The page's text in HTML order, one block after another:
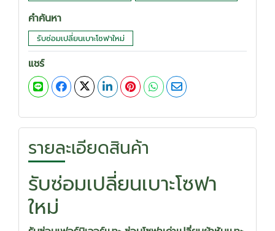
คำค้นหา
รับซ่อมเปลี่ยนเบาะโซฟาใหม่
แชร์
รายละเอียดสินค้า
รับซ่อมเปลี่ยนเบาะโซฟา
ใหม่